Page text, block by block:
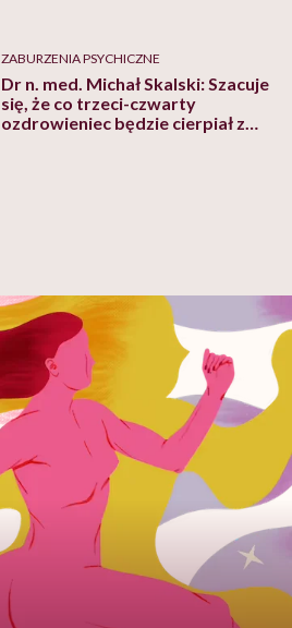
ZABURZENIA PSYCHICZNE
Dr n. med. Michał Skalski: Szacuje
się, że co trzeci-czwarty
ozdrowieniec będzie cierpiał z